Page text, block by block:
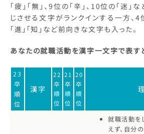
「疲」「無」、9位の「辛」、10位の「迷
じさせる文字がランクインする一方、4
「進」「知」など前向きな文字も入った。
あなたの就職活動を漢字一文字で表す
23
卒
順
位
漢字
22
卒
順
位
21
卒
順
位
20
卒
順
位
就職活動を
えず、自分